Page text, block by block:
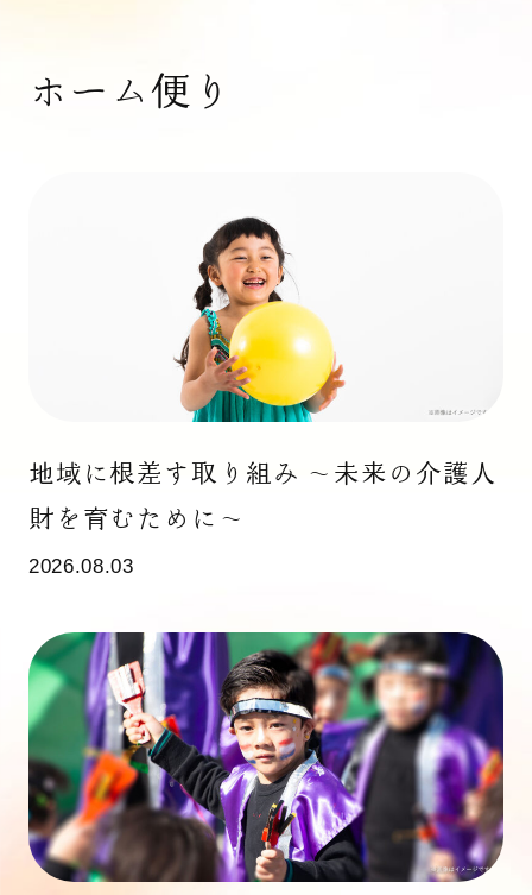
ホーム便り
地域に根差す取り組み ～未来の介護人
財を育むために～
2026.08.03